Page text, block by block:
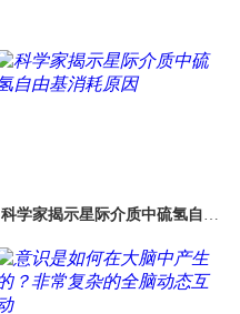
科学家揭示星际介质中硫氢自由